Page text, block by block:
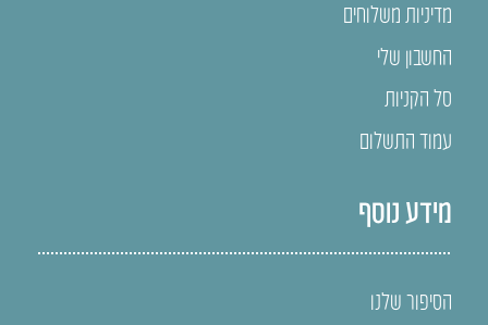
מדיניות משלוחים
החשבון שלי
סל הקניות
עמוד התשלום
מידע נוסף
הסיפור שלנו